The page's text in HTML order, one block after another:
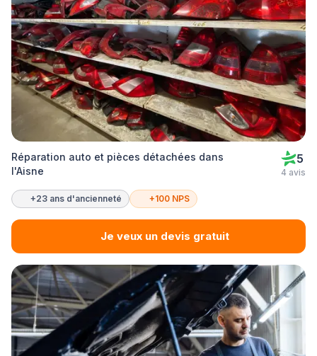
Réparation auto et pièces détachées dans
l'Aisne
5
4 avis
+23 ans d'ancienneté +100 NPS
Je veux un devis gratuit